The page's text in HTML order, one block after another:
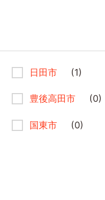
日田市 (1)
豊後高田市 (0)
国東市 (0)